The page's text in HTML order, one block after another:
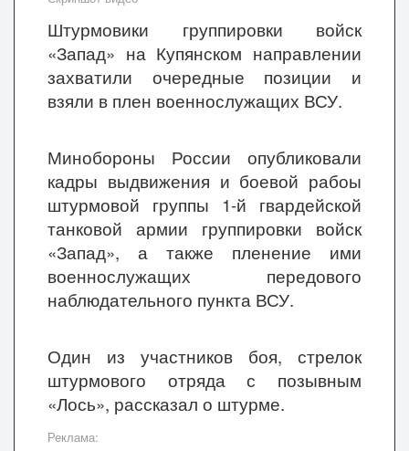
Штурмовики группировки войск
«Запад» на Купянском направлении
захватили очередные позиции и
взяли в плен военнослужащих ВСУ.
Минобороны России опубликовали
кадры выдвижения и боевой рабоы
штурмовой группы 1-й гвардейской
танковой армии группировки войск
«Запад», а также пленение ими
военнослужащих передового
наблюдательного пункта ВСУ.
Один из участников боя, стрелок
штурмового отряда с позывным
«Лось», рассказал о штурме.
Реклама: